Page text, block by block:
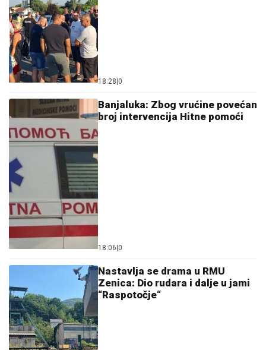
18:28 0
Banjaluka: Zbog vrućine povećan
broj intervencija Hitne pomoći
18:06 0
Nastavlja se drama u RMU
Zenica: Dio rudara i dalje u jami
“Raspotočje“